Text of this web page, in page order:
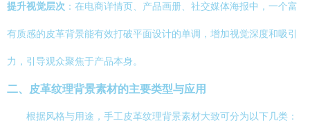
提升视觉层次 ：在电商详情页、产品画册、社交媒体海报中，一个富
有质感的皮革背景能有效打破平面设计的单调，增加视觉深度和吸引
力，引导观众聚焦于产品本身。
二、皮革纹理背景素材的主要类型与应用
根据风格与用途，手工皮革纹理背景素材大致可分为以下几类：